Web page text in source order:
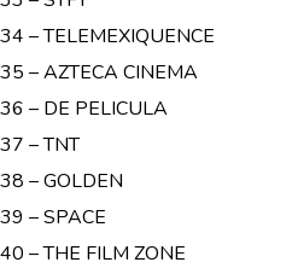
34 – TELEMEXIQUENCE
35 – AZTECA CINEMA
36 – DE PELICULA
37 – TNT
38 – GOLDEN
39 – SPACE
40 – THE FILM ZONE